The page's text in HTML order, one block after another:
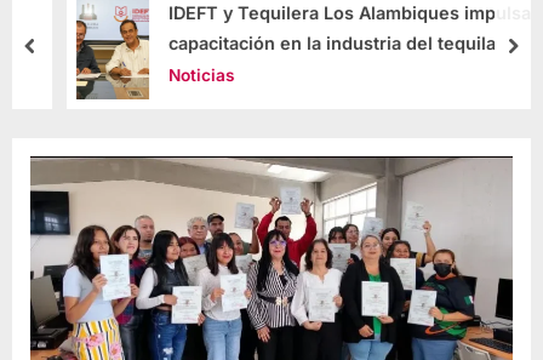
t
d
e
F
o
r
IDEFT y Tequilera Los Alambiques impulsan
capacitación en la industria del tequila
Noticias